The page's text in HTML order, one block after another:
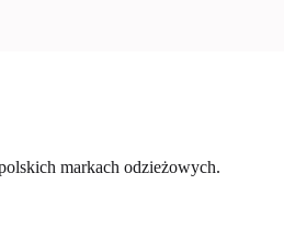
markach odzieżowych.